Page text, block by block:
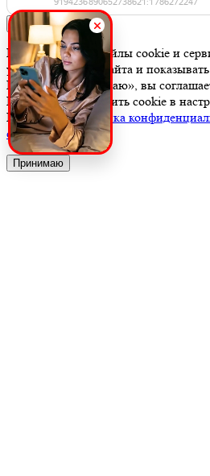
Заказать
Мы используем файлы cookie и
улучшить работу сайта и
Нажимая «Принимаю», вы
Вы можете отключить cookie в
Подробнее:политика
cookie
Принимаю